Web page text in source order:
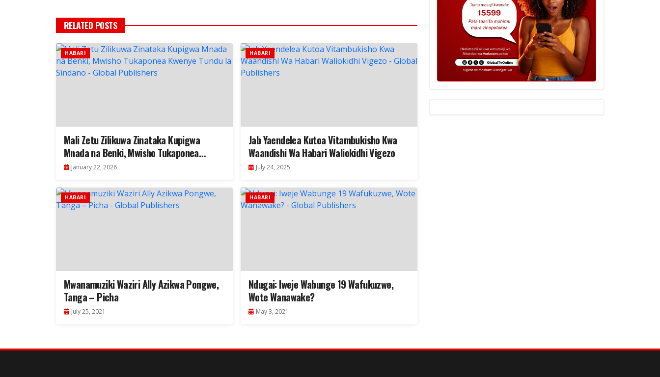
RELATED POSTS
HABARI
Mali Zetu Zilikuwa Zinataka Kupigwa
Mnada na Benki, Mwisho Tukaponea
Kwenye Tundu la Sindano
January 22, 2026
HABARI
Jab Yaendelea Kutoa Vitambukisho Kwa
Waandishi Wa Habari Waliokidhi Vigezo
July 24, 2025
HABARI
Mwanamuziki Waziri Ally Azikwa Pongwe,
Tanga – Picha
July 25, 2021
HABARI
Ndugai: Iweje Wabunge 19 Wafukuzwe,
Wote Wanawake?
May 3, 2021